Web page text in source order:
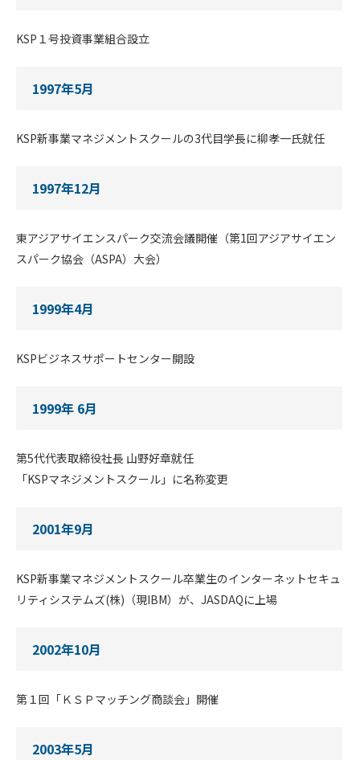
KSP１号投資事業組合設立
1997年5月
KSP新事業マネジメントスクールの3代目学長に柳孝一氏就任
1997年12月
東アジアサイエンスパーク交流会議開催（第1回アジアサイエン
スパーク協会（ASPA）大会）
1999年4月
KSPビジネスサポートセンター開設
1999年 6月
第5代代表取締役社長 山野好章就任
「KSPマネジメントスクール」に名称変更
2001年9月
KSP新事業マネジメントスクール卒業生のインターネットセキュ
リティシステムズ(株)（現IBM）が、JASDAQに上場
2002年10月
第１回「ＫＳＰマッチング商談会」開催
2003年5月